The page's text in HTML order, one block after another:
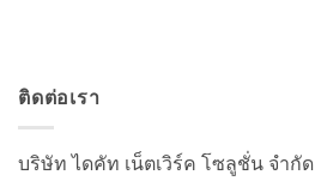
ติดต่อเรา
บริษัท ไดคัท เน็ตเวิร์ค โซลูชั่น จำกัด